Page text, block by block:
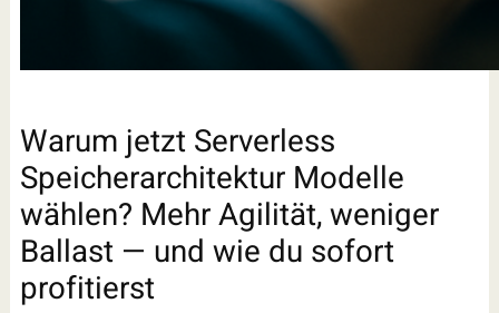
Warum jetzt Serverless
Speicherarchitektur Modelle
wählen? Mehr Agilität, weniger
Ballast — und wie du sofort
profitierst